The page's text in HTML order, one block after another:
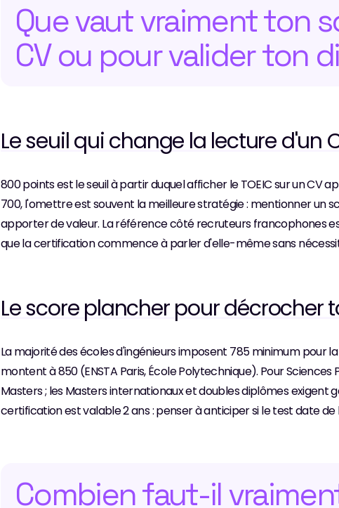
Que vaut vraiment ton
CV ou pour valider ton
Le seuil qui change la lecture d'un
800 points est le seuil à partir duquel afficher le TOEIC sur un CV
700, l'omettre est souvent la meilleure stratégie : mentionner un
apporter de valeur. La référence côté recruteurs francophones
que la certification commence à parler d'elle-même sans
Le score plancher pour décrocher
La majorité des écoles d'ingénieurs imposent 785 minimum pour
montent à 850 (ENSTA Paris, École Polytechnique). Pour
Masters ; les Masters internationaux et doubles diplômes exigent
certification est valable 2 ans : penser à anticiper si le test date de
Combien faut-il